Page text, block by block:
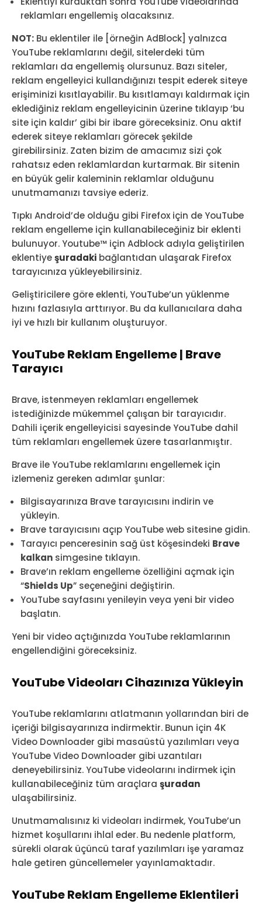
reklamları engellemiş olacaksınız.
NOT: Bu eklentiler ile [örneğin AdBlock] yalnızca
YouTube reklamlarını değil, sitelerdeki tüm
reklamları da engellemiş olursunuz. Bazı siteler,
reklam engelleyici kullandığınızı tespit ederek siteye
erişiminizi kısıtlayabilir. Bu kısıtlamayı kaldırmak için
eklediğiniz reklam engelleyicinin üzerine tıklayıp ‘bu
site için kaldır’ gibi bir ibare göreceksiniz. Onu aktif
ederek siteye reklamları görecek şekilde
girebilirsiniz. Zaten bizim de amacımız sizi çok
rahatsız eden reklamlardan kurtarmak. Bir sitenin
en büyük gelir kaleminin reklamlar olduğunu
unutmamanızı tavsiye ederiz.
Tıpkı Android’de olduğu gibi Firefox için de YouTube
reklam engelleme için kullanabileceğiniz bir eklenti
bulunuyor. Youtube™ için Adblock adıyla geliştirilen
eklentiyeşuradaki bağlantıdan ulaşarak Firefox
tarayıcınıza yükleyebilirsiniz.
Geliştiricilere göre eklenti, YouTube’un yüklenme
hızını fazlasıyla arttırıyor. Bu da kullanıcılara daha
iyi ve hızlı bir kullanım oluşturuyor.
YouTube Reklam Engelleme | Brave
Tarayıcı
Brave, istenmeyen reklamları engellemek
istediğinizde mükemmel çalışan bir tarayıcıdır.
Dahili içerik engelleyicisi sayesinde YouTube dahil
tüm reklamları engellemek üzere tasarlanmıştır.
Brave ile YouTube reklamlarını engellemek için
izlemeniz gereken adımlar şunlar:
Bilgisayarınıza Brave tarayıcısını indirin ve
yükleyin.
Brave tarayıcısını açıp YouTube web sitesine gidin.
Tarayıcı penceresinin sağ üst köşesindeki Brave
kalkan simgesine tıklayın.
Brave’ın reklam engelleme özelliğini açmak için
“Shields Up” seçeneğini değiştirin.
YouTube sayfasını yenileyin veya yeni bir video
başlatın.
Yeni bir video açtığınızda YouTube reklamlarının
engellendiğini göreceksiniz.
YouTube Videoları Cihazınıza Yükleyin
YouTube reklamlarını atlatmanın yollarından biri de
içeriği bilgisayarınıza indirmektir. Bunun için 4K
Video Downloader gibi masaüstü yazılımları veya
YouTube Video Downloader gibi uzantıları
deneyebilirsiniz. YouTube videolarını indirmek için
kullanabileceğiniz tüm araçlara şuradan
ulaşabilirsiniz.
Unutmamalısınız ki videoları indirmek, YouTube’un
hizmet koşullarını ihlal eder. Bu nedenle platform,
sürekli olarak üçüncü taraf yazılımları işe yaramaz
hale getiren güncellemeler yayınlamaktadır.
YouTube Reklam Engelleme Eklentileri